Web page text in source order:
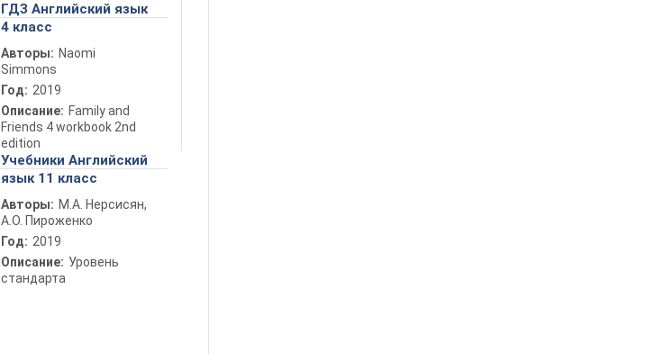
ГДЗ Английский язык
4 класс
Авторы: Naomi
Simmons
Год: 2019
Описание: Family and
Friends 4 workbook 2nd
edition
Учебники Английский
язык 11 класс
Авторы: М.А. Нерсисян,
А.О. Пироженко
Год: 2019
Описание: Уровень
стандарта